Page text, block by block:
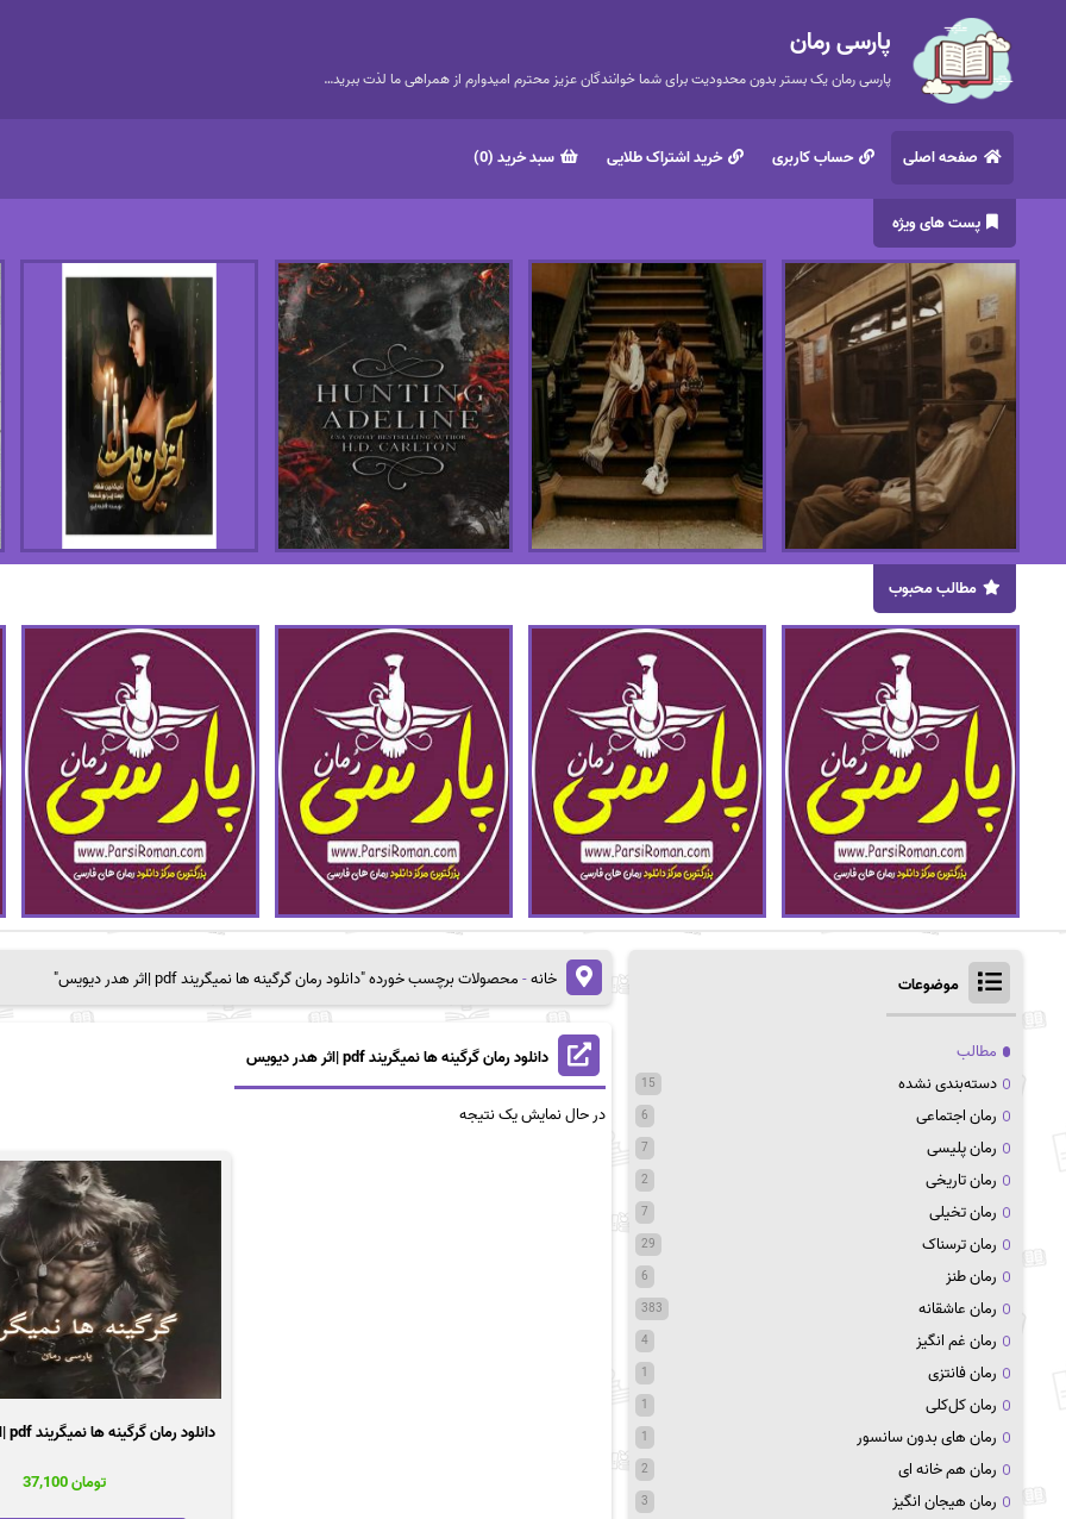
پارسی رمان
پارسی رمان یک بستر بدون محدودیت برای شما خوانندگان عزیز محترم امیدوارم از همراهی ما لذت ببرید…
صفحه اصلی حساب کاربری خرید اشتراک طلایی سبد خرید (0)
پست های ویژه
مطالب محبوب
خانه-محصولات برچسب خورده "دانلود رمان گرگینه ها نمیگریند pdf |اثر هدر دیویس"
دانلود رمان گرگینه ها نمیگریند pdf |اثر هدر دیویس
در حال نمایش یک نتیجه
دانلود رمان گرگینه ها نمیگریند pdf |اثر هدر دیویس
تومان
موضوعات
مطالب
دسته‌بندی نشده
15
رمان اجتماعی 6
رمان پلیسی 7
رمان تاریخی 2
رمان تخیلی 7
رمان ترسناک 29
رمان طنز 6
رمان عاشقانه 383
رمان غم انگیز 4
رمان فانتزی 1
رمان کل‌کلی 1
رمان های بدون سانسور 1
رمان هم خانه ای 2
رمان هیجان انگیز 3